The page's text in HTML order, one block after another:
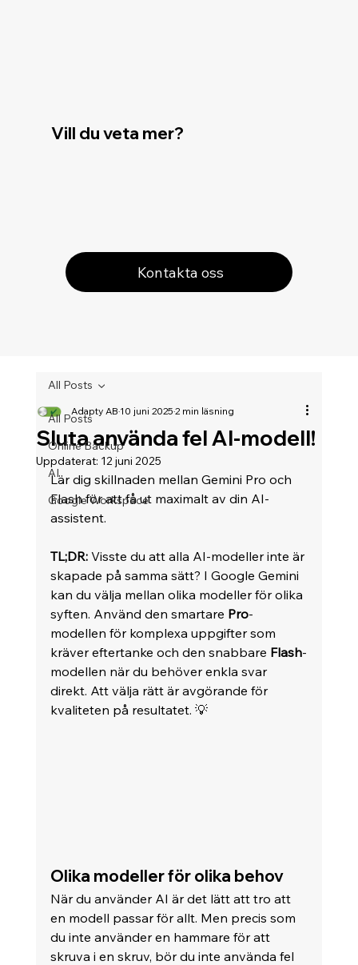
Vill du veta mer?
Kontakta oss
All Posts
Online Backup
AI
Google Workspace
All Posts
Sluta använda fel AI-modell!
Adapty AB10 juni 20252 min läsning
Uppdaterat: 12 juni 2025
Lär dig skillnaden mellan Gemini Pro och
Flash för att få ut maximalt av din AI-
assistent.
TL;DR: Visste du att alla AI-modeller inte är
skapade på samma sätt? I Google Gemini
kan du välja mellan olika modeller för olika
syften. Använd den smartare Pro-
modellen för komplexa uppgifter som
kräver eftertanke och den snabbare Flash-
modellen när du behöver enkla svar
direkt. Att välja rätt är avgörande för
kvaliteten på resultatet. 💡
Olika modeller för olika behov
När du använder AI är det lätt att tro att
en modell passar för allt. Men precis som
du inte använder en hammare för att
skruva i en skruv, bör du inte använda fel